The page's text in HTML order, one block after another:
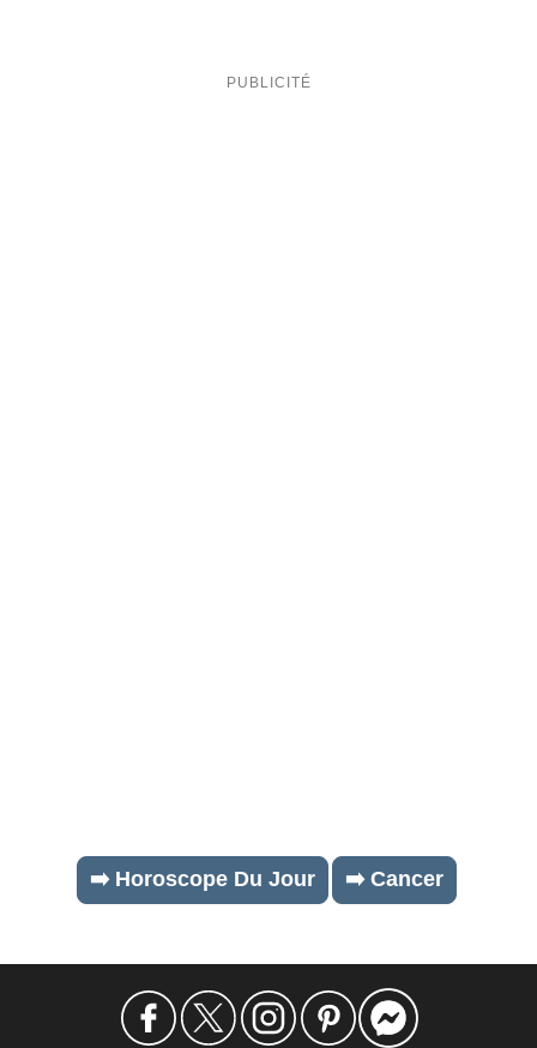
➡️ Horoscope Du Jour ➡️ Cancer